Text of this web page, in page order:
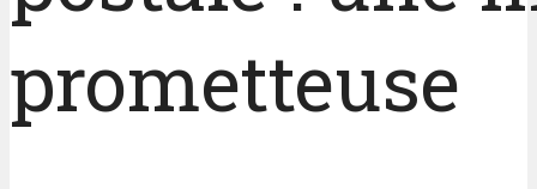
prometteuse